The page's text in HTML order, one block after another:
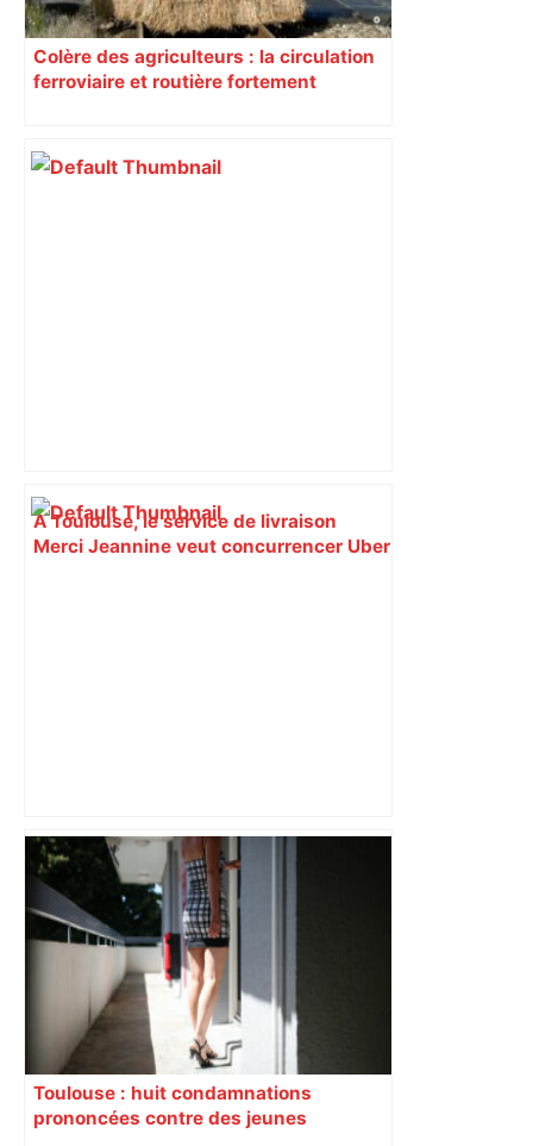
Colère des agriculteurs : la circulation
ferroviaire et routière fortement
À Toulouse, le service de livraison
Merci Jeannine veut concurrencer Uber
Près de Toulouse : dans cette zone
économique, un axe majeur va être
fermé en fin de soirée, voici les
déviations – Actu.fr
Toulouse : huit condamnations
prononcées contre des jeunes